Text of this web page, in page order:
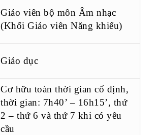
Giáo viên bộ môn Âm nhạc
(Khối Giáo viên Năng khiếu)
Giáo dục
Cơ hữu toàn thời gian cố định,
thời gian: 7h40’ – 16h15’, thứ
2 – thứ 6 và thứ 7 khi có yêu
cầu